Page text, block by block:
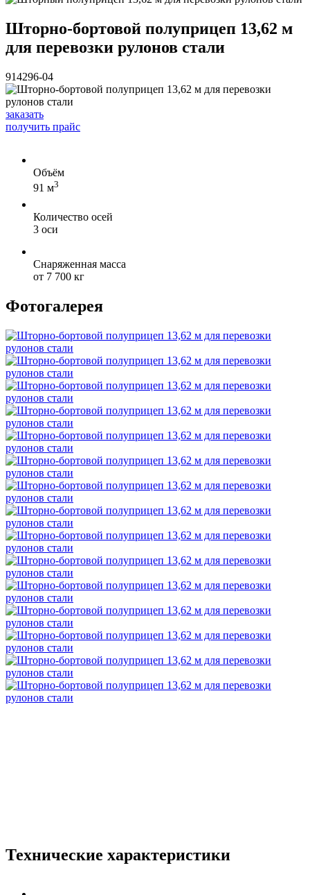
Шторно-бортовой полуприцеп 13,62 м
для перевозки рулонов стали
914296-04
заказать
получить прайс
Объём
91 м3
Количество осей
3 оси
Снаряженная масса
от 7 700 кг
Фотогалерея
Технические характеристики